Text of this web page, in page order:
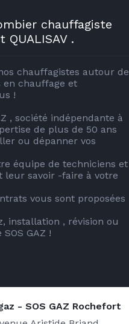
chauffagiste
QUALISAV .
chauffagistes autour de
en chauffage et
!
, société indépendante à
de plus de 50 ans
ou dépanner vos
équipe de techniciens et
savoir -faire à votre
vous sont proposées
installation , révision ou
GAZ !
- SOS GAZ Rochefort